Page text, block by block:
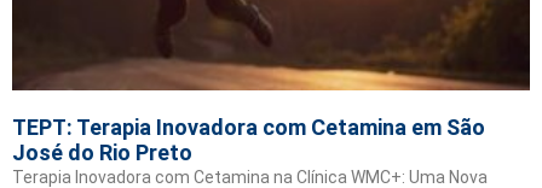
TEPT: Terapia Inovadora com Cetamina em São
José do Rio Preto
Terapia Inovadora com Cetamina na Clínica WMC+: Uma Nova